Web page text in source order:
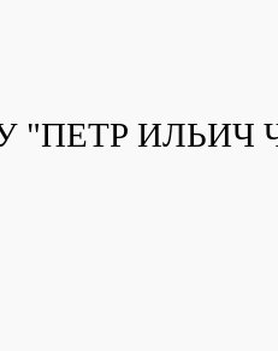
"ПЕТР ИЛЬИЧ